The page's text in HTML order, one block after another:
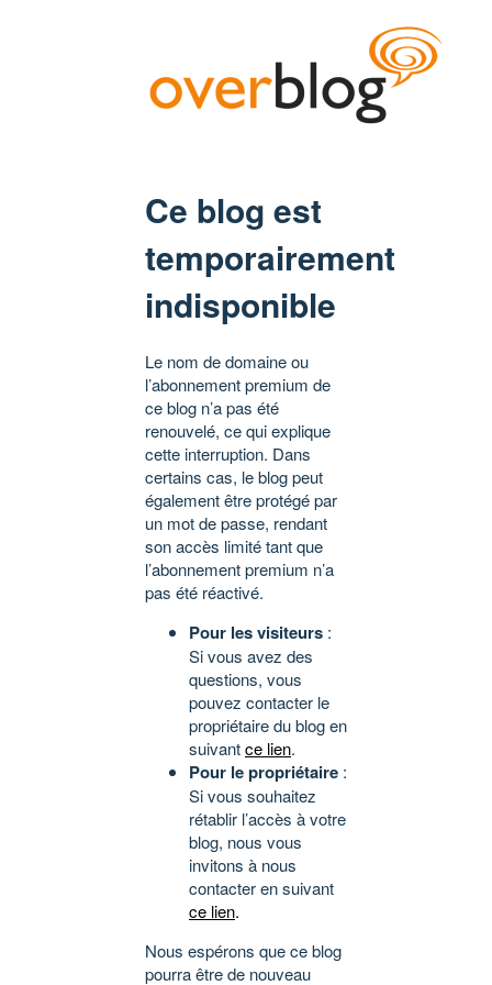
Ce blog est
temporairement
indisponible
Le nom de domaine ou
l’abonnement premium de
ce blog n’a pas été
renouvelé, ce qui explique
cette interruption. Dans
certains cas, le blog peut
également être protégé par
un mot de passe, rendant
son accès limité tant que
l’abonnement premium n’a
pas été réactivé.
Pour les visiteurs :
Si vous avez des
questions, vous
pouvez contacter le
propriétaire du blog en
suivantce lien.
Pour le propriétaire :
Si vous souhaitez
rétablir l’accès à votre
blog, nous vous
invitons à nous
contacter en suivant
ce lien.
Nous espérons que ce blog
pourra être de nouveau